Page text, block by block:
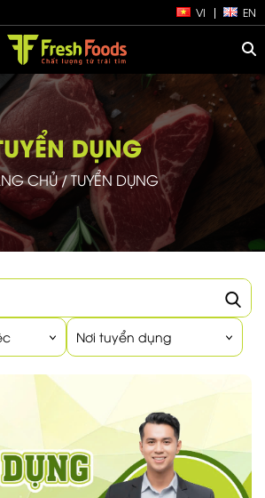
VI EN
DỤNG
CHỦ/TUYỂN DỤNG